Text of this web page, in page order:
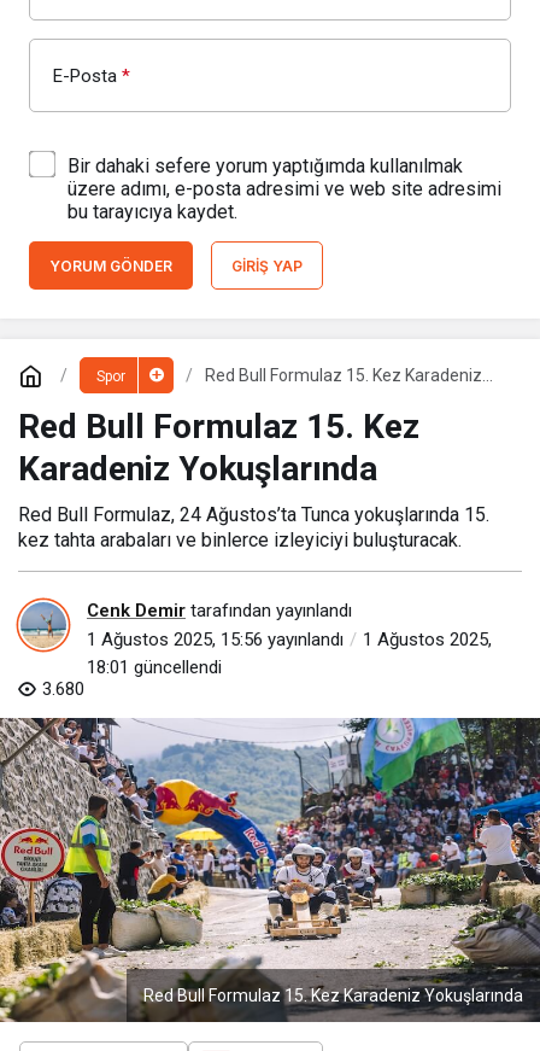
E-Posta *
Bir dahaki sefere yorum yaptığımda kullanılmak
üzere adımı, e-posta adresimi ve web site adresimi
bu tarayıcıya kaydet.
YORUM GÖNDER GIRIŞ YAP
Spor
Red Bull Formulaz 15. Kez Karadeniz
Red Bull Formulaz 15. Kez
Karadeniz Yokuşlarında
Red Bull Formulaz, 24 Ağustos’ta Tunca yokuşlarında 15.
kez tahta arabaları ve binlerce izleyiciyi buluşturacak.
Cenk Demir tarafından yayınlandı
1 Ağustos 2025, 15:56 yayınlandı
1 Ağustos 2025,
18:01 güncellendi
3.680
Red Bull Formulaz 15. Kez Karadeniz Yokuşlarında